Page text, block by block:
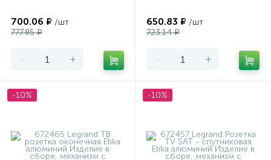
700.06 ₽ /шт
777.85 ₽
- +
650.83 ₽ /шт
723.14 ₽
- +
-10% -10%